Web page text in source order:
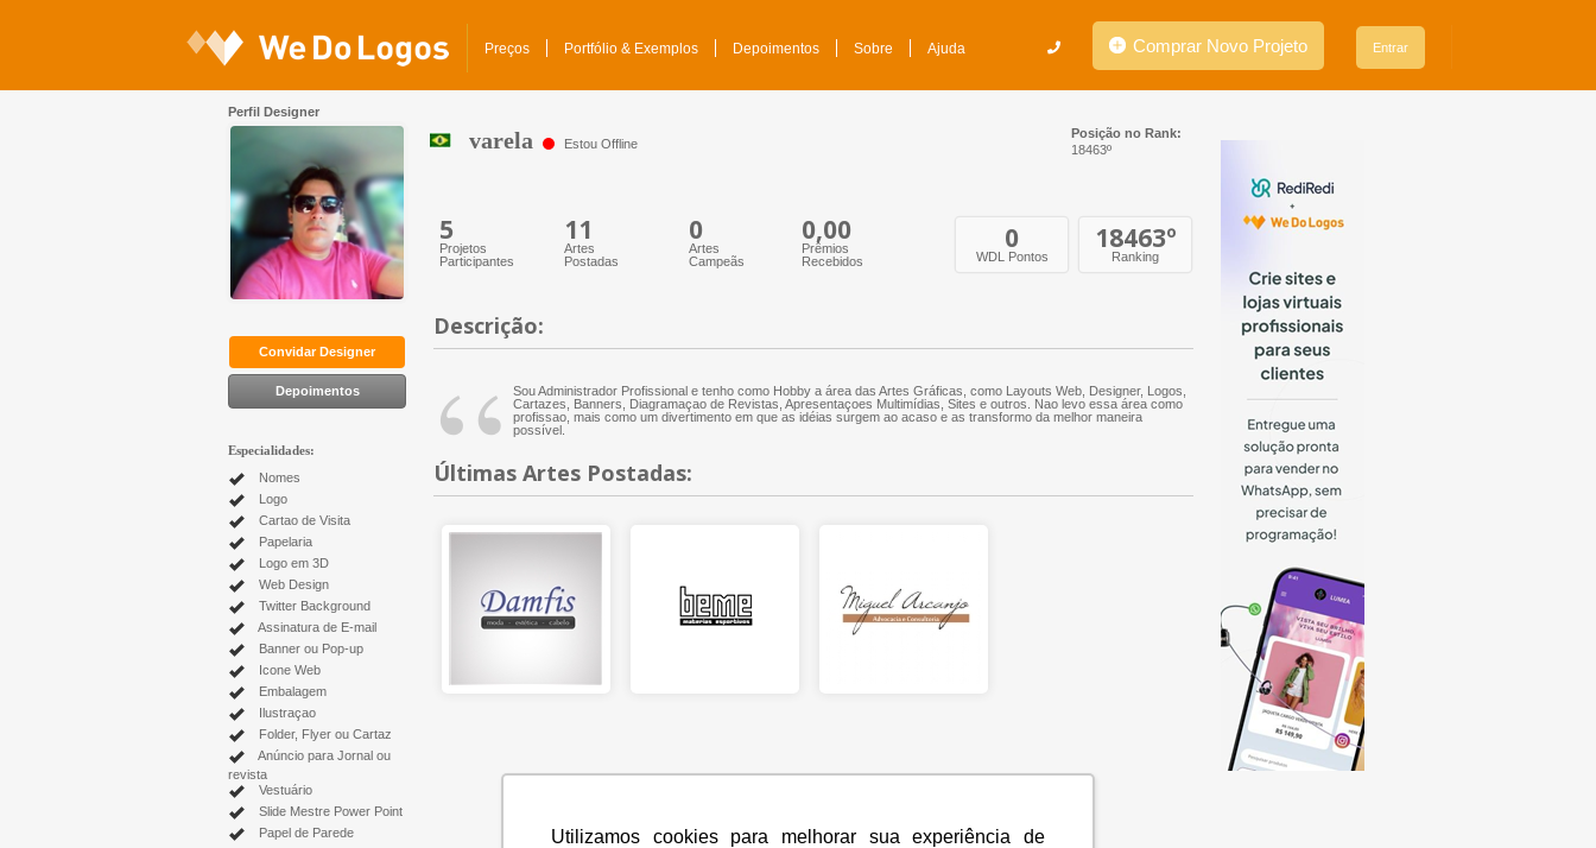
Utilizamos cookies para melhorar sua experiência de
Preços Portfólio & Exemplos Depoimentos Sobre Ajuda Comprar Novo Projeto Entrar
Convidar Designer
Depoimentos
Especialidades:
Nomes
Logo
Cartao de Visita
Papelaria
Logo em 3D
Web Design
Twitter Background
Assinatura de E-mail
Banner ou Pop-up
Icone Web
Embalagem
Ilustraçao
Folder, Flyer ou Cartaz
Anúncio para Jornal ou
revista
Vestuário
Slide Mestre Power Point
Papel de Parede
varela Estou Offline
Posição no Rank:
18463º
Perfil Designer
5
Projetos
Participantes
11
Artes
Postadas
0
Artes
Campeãs
0,00
Prêmios
Recebidos
0
WDL Pontos
18463º
Ranking
Descrição:
“ Sou Administrador Profissional e tenho como Hobby a área das Artes Gráficas, como Layouts Web, Designer, Logos,
Cartazes, Banners, Diagramaçao de Revistas, Apresentaçoes Multimídias, Sites e outros. Nao levo essa área como
profissao, mais como um divertimento em que as idéias surgem ao acaso e as transformo da melhor maneira
possível.
Últimas Artes Postadas: